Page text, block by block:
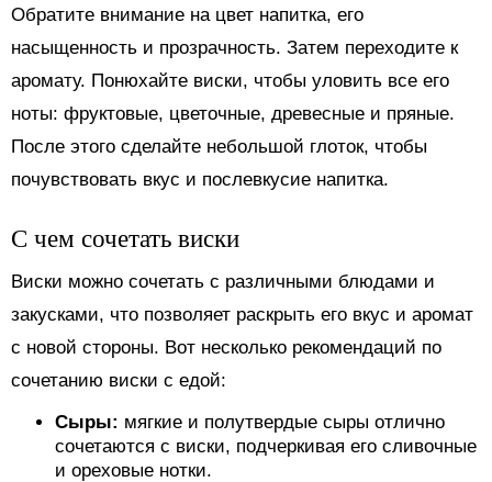
Обратите внимание на цвет напитка, его
насыщенность и прозрачность. Затем переходите к
аромату. Понюхайте виски, чтобы уловить все его
ноты: фруктовые, цветочные, древесные и пряные.
После этого сделайте небольшой глоток, чтобы
почувствовать вкус и послевкусие напитка.
С чем сочетать виски
Виски можно сочетать с различными блюдами и
закусками, что позволяет раскрыть его вкус и аромат
с новой стороны. Вот несколько рекомендаций по
сочетанию виски с едой:
Сыры: мягкие и полутвердые сыры отлично
сочетаются с виски, подчеркивая его сливочные
и ореховые нотки.